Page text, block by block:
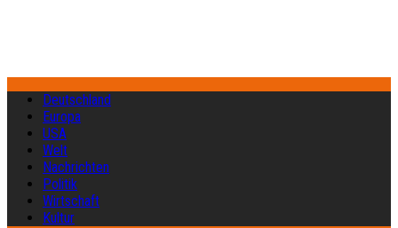
Deutschland
Europa
USA
Welt
Nachrichten
Politik
Wirtschaft
Kultur